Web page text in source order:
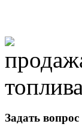
Задать вопрос